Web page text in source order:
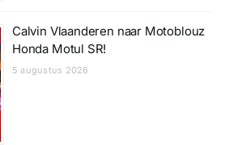
Calvin Vlaanderen naar Motoblouz
Honda Motul SR!
5 augustus 2026